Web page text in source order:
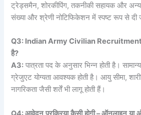
ट्रेड्समैन, शोरकीपिंग, तकनीकी सहायक और
संख्या और श्रेणी नोटिफिकेशन में स्पष्ट रूप से दी
Q3: Indian Army Civilian
है?
A3: पात्रता पद के अनुसार भिन्न होती है।
ग्रेजुएट योग्यता आवश्यक होती है। आयु सीमा,
नागरिकता जैसी शर्तें भी लागू होती हैं।